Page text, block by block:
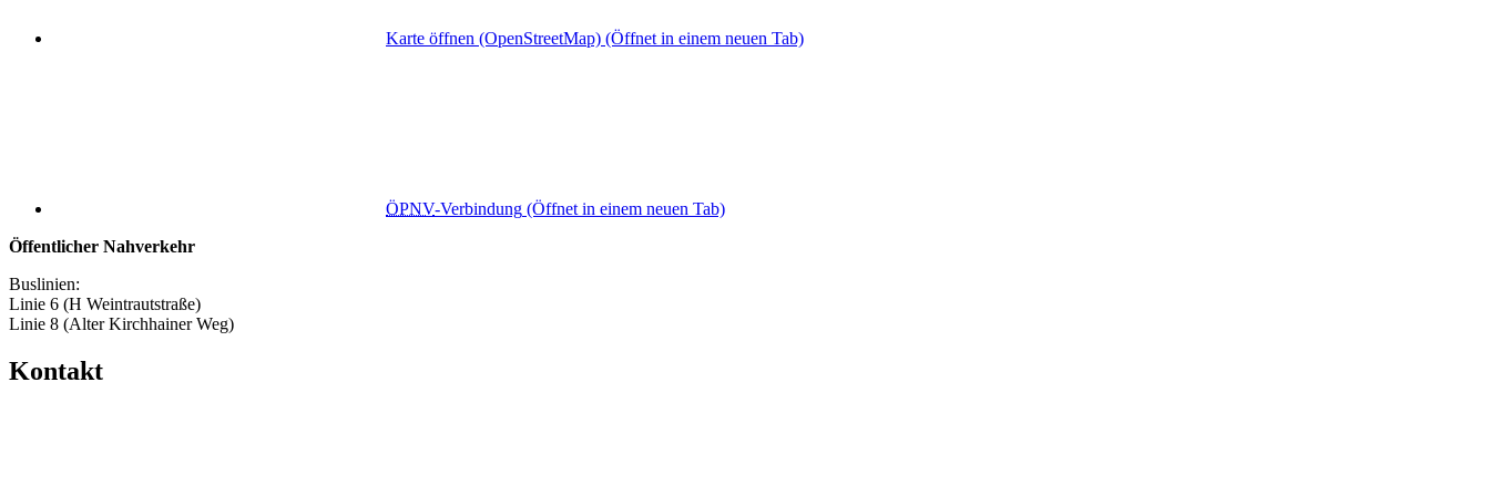
Karte öffnen (OpenStreetMap) (Öffnet in einem neuen Tab)
ÖPNV-Verbindung (Öffnet in einem neuen Tab)
Öffentlicher Nahverkehr
Buslinien:
Linie 6 (H Weintrautstraße)
Linie 8 (Alter Kirchhainer Weg)
Kontakt